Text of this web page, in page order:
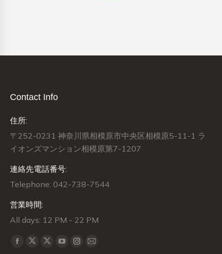
Contact Info
住所:
〒252-0231 神奈川県相模原市中央区相模原5-11-1 ラ
イオンズマンション相模原第7-1207
連絡先電話番号:
Telephone: 042-738-7544
営業時間:
All days: 12 PM - 22 PM
Find us on:
Facebook
X
X
YouTubeInstagram
Mail